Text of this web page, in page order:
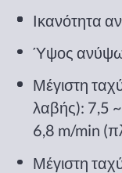
Ικανότητα
Ύψος
Μέγιστη
λαβής): 7,5
6,8 m/min
Μέγιστη